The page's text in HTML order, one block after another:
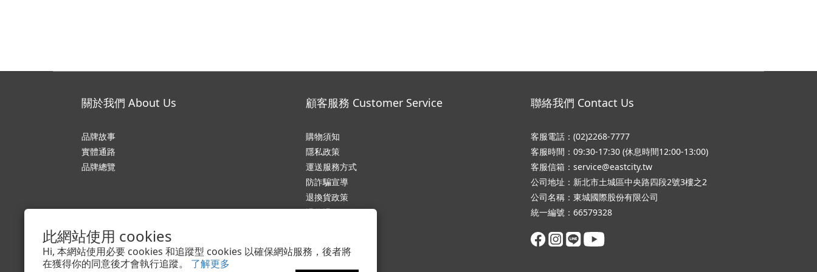
此網站使用 cookies
Hi, 本網站使用必要 cookies 和追蹤型 cookies 以確保網站服務，後者將
在獲得你的同意後才會執行追蹤。 了解更多
關於我們 About Us
品牌故事
實體通路
品牌總覽
顧客服務 Customer Service
購物須知
隱私政策
運送服務方式
防詐騙宣導
退換貨政策
退貨退款須知
聯絡我們 Contact Us
客服電話：(02)2268-7777
客服時間：09:30-17:30 (休息時間12:00-13:00)
客服信箱：service@eastcity.tw
公司地址：新北市土城區中央路四段2號3樓之2
公司名稱：東城國際股份有限公司
統一編號：66579328